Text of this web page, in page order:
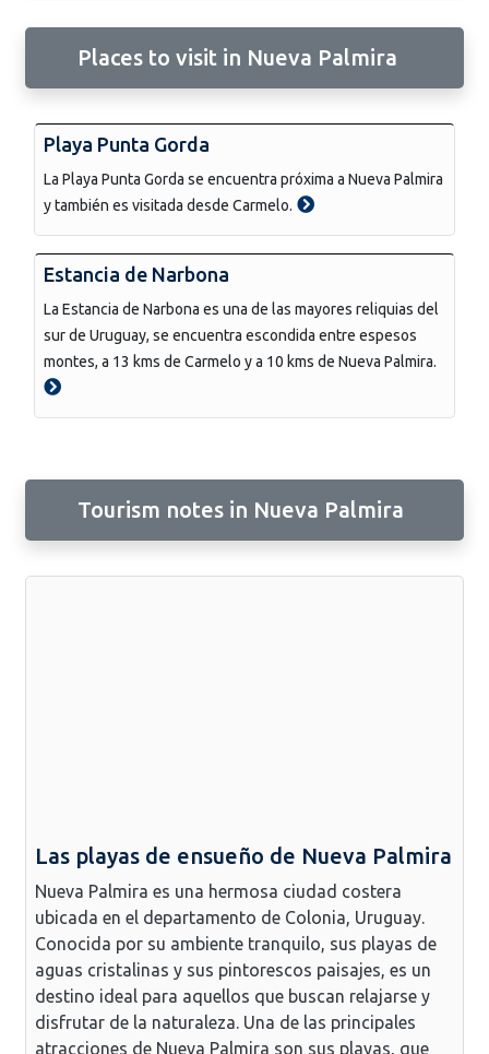
Places to visit in Nueva Palmira
Playa Punta Gorda
La Playa Punta Gorda se encuentra próxima a Nueva Palmira
y también es visitada desde Carmelo.
Estancia de Narbona
La Estancia de Narbona es una de las mayores reliquias del
sur de Uruguay, se encuentra escondida entre espesos
montes, a 13 kms de Carmelo y a 10 kms de Nueva Palmira.
Tourism notes in Nueva Palmira
Las playas de ensueño de Nueva Palmira
Nueva Palmira es una hermosa ciudad costera
ubicada en el departamento de Colonia, Uruguay.
Conocida por su ambiente tranquilo, sus playas de
aguas cristalinas y sus pintorescos paisajes, es un
destino ideal para aquellos que buscan relajarse y
disfrutar de la naturaleza. Una de las principales
atracciones de Nueva Palmira son sus playas, que